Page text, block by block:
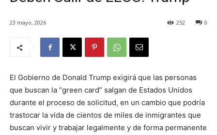
23 mayo, 2026 0
252
El Gobierno de Donald Trump exigirá que las personas
que buscan la “green card” salgan de Estados Unidos
durante el proceso de solicitud, en un cambio que podría
trastocar la vida de cientos de miles de inmigrantes que
buscan vivir y trabajar legalmente y de forma permanente